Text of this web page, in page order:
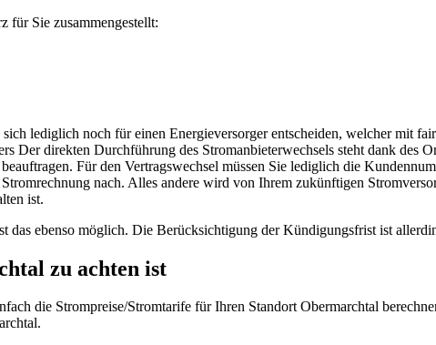
für Sie zusammengestellt:
lediglich noch für einen Energieversorger entscheiden, welcher mit
Der direkten Durchführung des Stromanbieterwechsels steht dank des
Für den Vertragswechsel müssen Sie lediglich die
nach. Alles andere wird von Ihrem zukünftigen
ist.
das ebenso möglich. Die Berücksichtigung der Kündigungsfrist ist
zu achten ist
die Strompreise/Stromtarife für Ihren Standort Obermarchtal